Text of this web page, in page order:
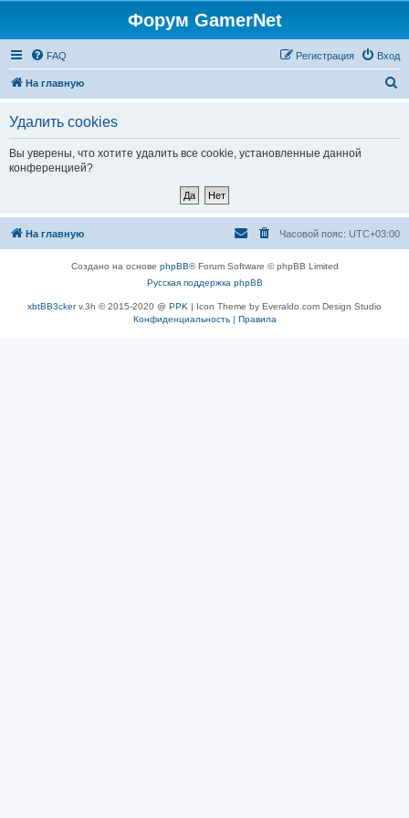
Форум GamerNet
FAQ Вход
Регистрация
На главную
Удалить cookies
Вы уверены, что хотите удалить все cookie, установленные данной
конференцией?
На главную Часовой пояс: UTC+03:00
Создано на основе phpBB® Forum Software © phpBB Limited
Русская поддержка phpBB
xbtBB3ckerv.3h © 2015-2020 @ PPK | Icon Theme by Everaldo.com Design Studio
Конфиденциальность| Правила